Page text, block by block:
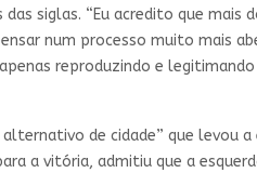
siglas. “Eu acredito que mais
num processo muito mais
reproduzindo e
de cidade” que levou
a vitória, admitiu que a